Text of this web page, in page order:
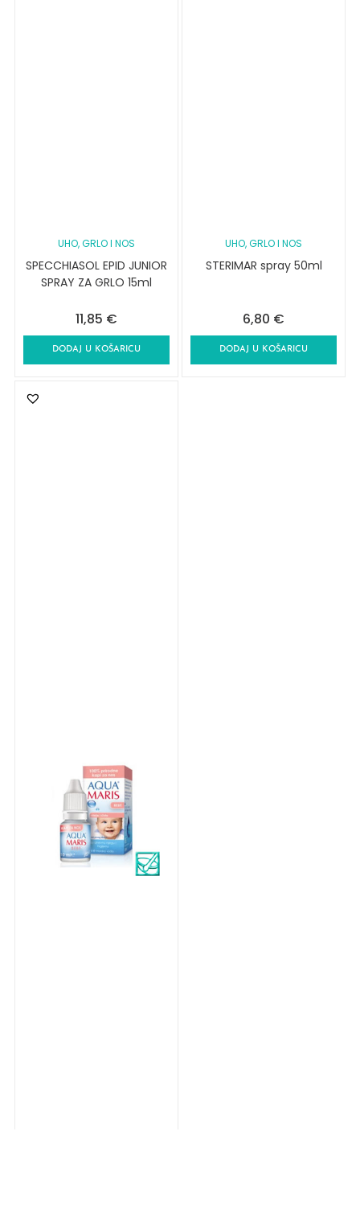
UHO, GRLO I NOS
SPECCHIASOL EPID JUNIOR
SPRAY ZA GRLO 15ml
11,85 €
DODAJ U KOŠARICU
UHO, GRLO I NOS
STERIMAR spray 50ml
6,80 €
DODAJ U KOŠARICU